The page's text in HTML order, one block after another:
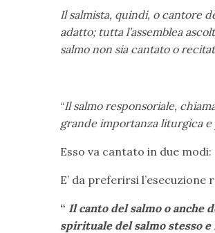
Il salmista, quindi, o cantore
adatto; tutta l’assemblea
salmo non sia cantato o
“Il salmo responsoriale,
grande importanza liturgica e
Esso va cantato in due
E’ da preferirsi l’esecuzione
“ Il canto del salmo o anche
spirituale del salmo stesso